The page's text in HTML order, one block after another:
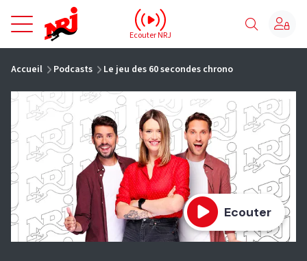
NRJ - Accueil
Ecouter NRJ
Accueil Podcasts Le jeu des 60 secondes chrono
Ecouter